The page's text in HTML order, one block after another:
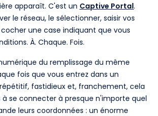
apparaît. C'est un Captive Portal.
le réseau, le sélectionner, saisir vos
une case indiquant que vous
À. Chaque. Fois.
du remplissage du même
fois que vous entrez dans un
fastidieux et, franchement, cela
à se connecter à presque n'importe quel
leurs coordonnées : un énorme